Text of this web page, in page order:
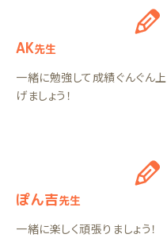
AK先生
一緒に勉強して成績ぐんぐん上
げましょう！
ぽん吉先生
一緒に楽しく頑張りましょう！